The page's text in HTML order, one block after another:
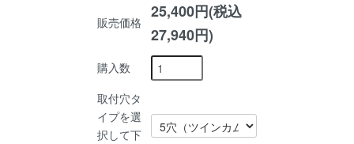
販売価格
25,400円(税込
27,940円)
購入数
取付穴タ
イプを選
択して下